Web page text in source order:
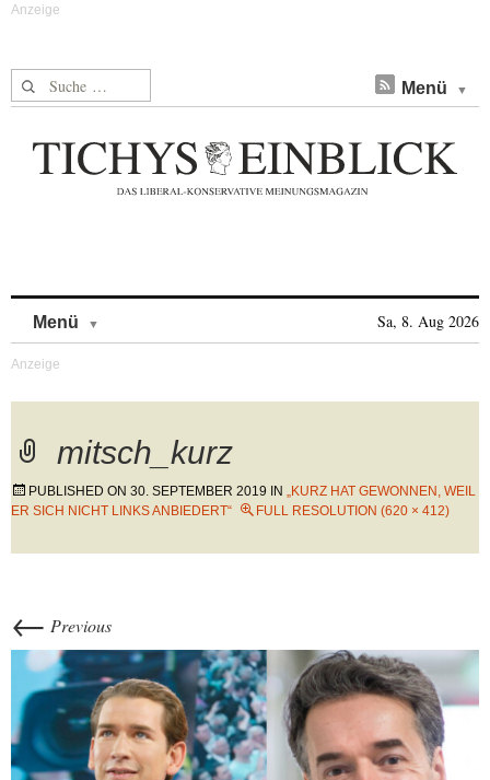
Suche nach: Menü
Menü Sa, 8. Aug 2026
mitsch_kurz
PUBLISHED ON 30. SEPTEMBER 2019 IN „KURZ HAT GEWONNEN, WEIL
ER SICH NICHT LINKS ANBIEDERT“
FULL RESOLUTION (620 × 412)
← Previous